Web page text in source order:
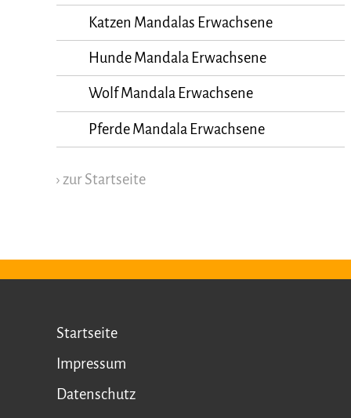
Katzen Mandalas Erwachsene
Hunde Mandala Erwachsene
Wolf Mandala Erwachsene
Pferde Mandala Erwachsene
› zur Startseite
Startseite
Impressum
Datenschutz